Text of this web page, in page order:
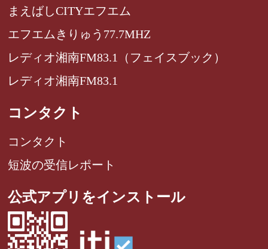
まえばしCITYエフエム
エフエムきりゅう77.7MHZ
レディオ湘南FM83.1（フェイスブック）
レディオ湘南FM83.1
コンタクト
コンタクト
短波の受信レポート
公式アプリをインストール